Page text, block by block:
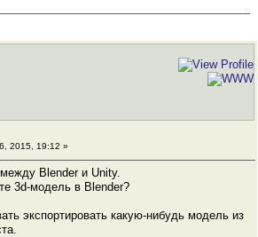
2015, 19:12 »
Blender и Unity.
3d-модель в Blender?
экспортировать какую-нибудь модель из